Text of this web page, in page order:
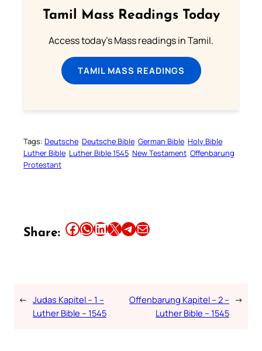
Tamil Mass Readings Today
Access today's Mass readings in Tamil.
TAMIL MASS READINGS
Tags: Deutsche Deutsche Bible German Bible Holy Bible
Luther Bible Luther Bible 1545 New Testament Offenbarung
Protestant
Share: Share this article on Facebook Share this article on WhatsApp Share this article on LinkedIn Share this article on X Share this article on TelegramEmail this Article
← Judas Kapitel – 1 –
Luther Bible – 1545
Offenbarung Kapitel – 2 –
Luther Bible – 1545
→